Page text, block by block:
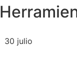
30 julio